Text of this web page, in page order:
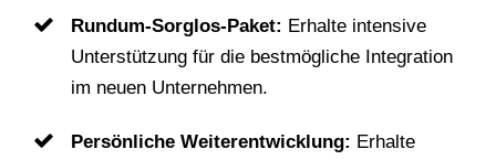
Rundum-Sorglos-Paket: Erhalte intensive
Unterstützung für die bestmögliche Integration
im neuen Unternehmen.
Persönliche Weiterentwicklung: Erhalte